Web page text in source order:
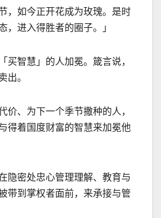
，如今正开花成为玫瑰。是时
，进入得胜者的圈子。」
买智慧」的人加冕。箴言说，
出。
价、为下一个季节撒种的人，
得着国度财富的智慧来加冕他
隐密处忠心管理理解、教育与
带到掌权者面前，来承接与管